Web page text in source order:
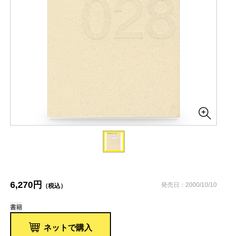
6,270円 （税込） 発売日：2000/10/10
書籍
ネットで購入